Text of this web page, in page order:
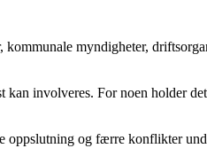
myndigheter,
involveres. For noen holder
oppslutning og færre konflikter